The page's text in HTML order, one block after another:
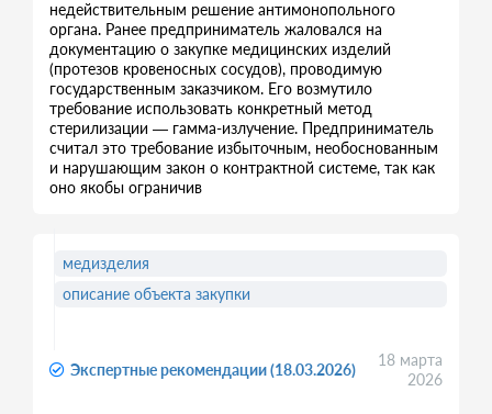
недействительным решение антимонопольного
органа. Ранее предприниматель жаловался на
документацию о закупке медицинских изделий
(протезов кровеносных сосудов), проводимую
государственным заказчиком. Его возмутило
требование использовать конкретный метод
стерилизации — гамма-излучение. Предприниматель
считал это требование избыточным, необоснованным
и нарушающим закон о контрактной системе, так как
оно якобы ограничив
Экспертные рекомендации (18.03.2026)
18 марта
2026
медизделия
описание объекта закупки